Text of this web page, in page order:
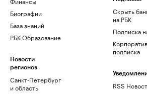
Биографии
База знаний
РБК Образование
Новости
регионов
Санкт-Петербург
и область
Скрыть
на РБК
Подписка
подписка
RSS